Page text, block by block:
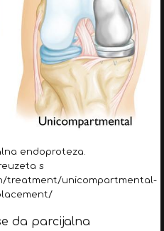
endoproteza.
s
treatment/unicompartmental-
da parcijalna